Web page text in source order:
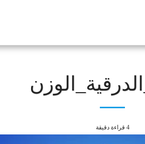
4 قراءة دقيقة